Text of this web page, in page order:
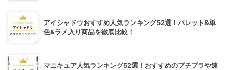
アイシャドウおすすめ人気ランキング52選！パレット&単
色&ラメ入り商品を徹底比較！
マニキュア人気ランキング52選！おすすめのプチプラや速